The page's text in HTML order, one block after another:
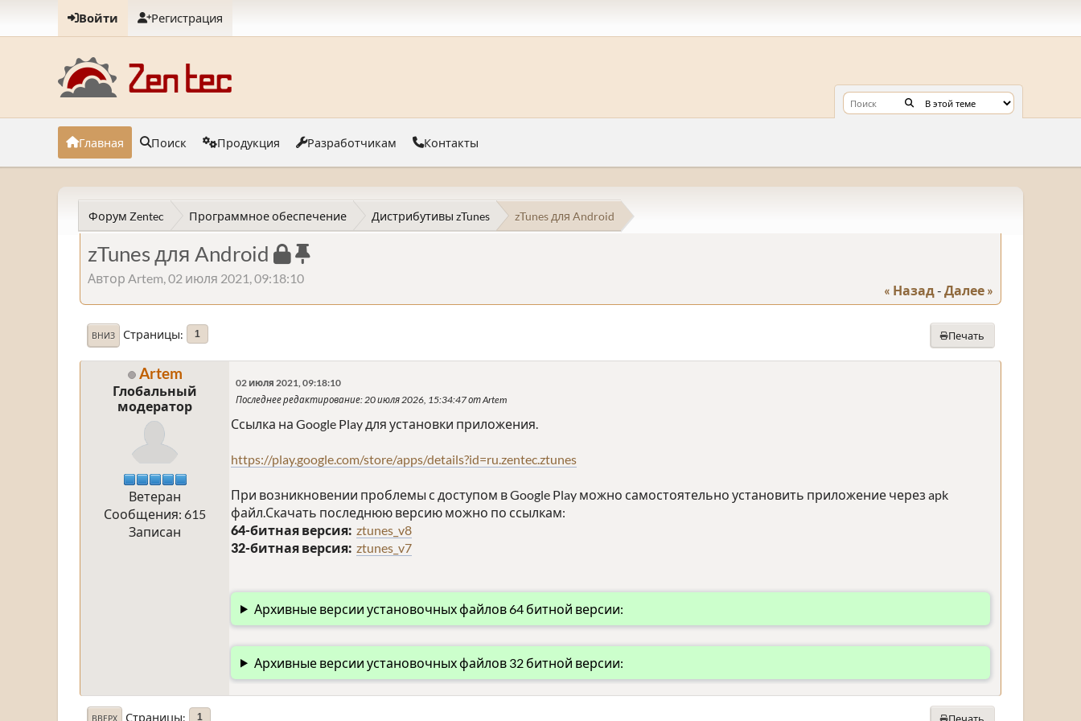
Войти Регистрация
Главная Поиск Продукция Разработчикам Контакты
Форум Zentec Программное обеспечение Дистрибутивы zTunes zTunes для Android
zTunes для Android
Автор Artem, 02 июля 2021, 09:18:10
« Назад - Далее »
Печать
ВНИЗ Страницы 1
Artem
Глобальный
модератор
Ветеран
Сообщения: 615
Записан
02 июля 2021, 09:18:10
Последнее редактирование: 20 июля 2026, 15:34:47 от Artem
Ссылка на Google Play для установки приложения.
https://play.google.com/store/apps/details?id=ru.zentec.ztunes
При возникновении проблемы с доступом в Google Play можно самостоятельно установить приложение через apk
файл.Скачать последнюю версию можно по ссылкам:
64-битная версия: ztunes_v8
32-битная версия: ztunes_v7
Архивные версии установочных файлов 64 битной версии:
Архивные версии установочных файлов 32 битной версии:
Печать
ВВЕРХ Страницы 1